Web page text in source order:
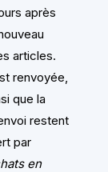
après
articles.
renvoyée,
que la
restent
par
en